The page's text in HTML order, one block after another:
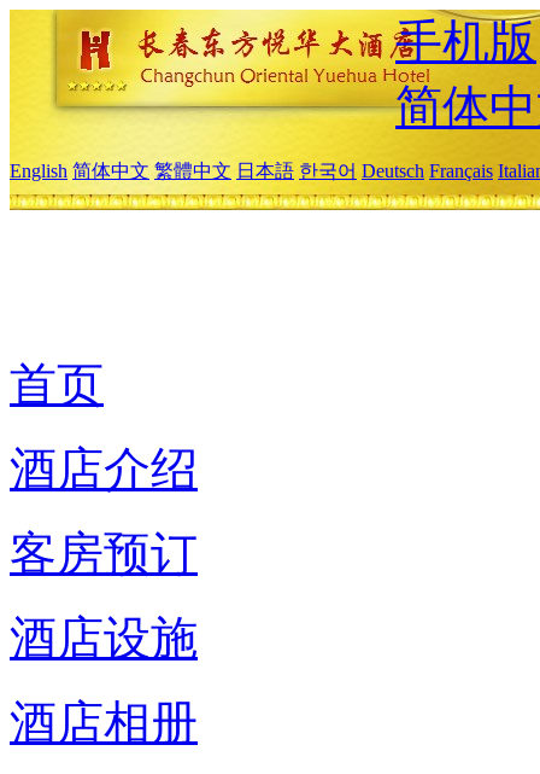
手机版
简体
English 简体中文 繁體中文 日本語 한국어 Deutsch Français
首页
酒店介绍
客房预订
酒店设施
酒店相册